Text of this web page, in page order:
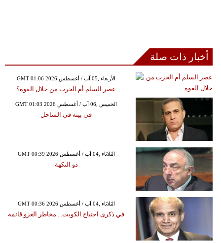
أخبار ذات صلة
GMT 01:06 2026 الأربعاء ,05 آب / أغسطس
عصر السلم أم الحرب من خلال القوة؟
GMT 01:03 2026 الخميس ,06 آب / أغسطس
في بيته في الساحل
GMT 00:39 2026 الثلاثاء ,04 آب / أغسطس
ذو النكهة
GMT 00:36 2026 الثلاثاء ,04 آب / أغسطس
في ذكرى اجتياح الكويت... مخاطر الغزو قائمة